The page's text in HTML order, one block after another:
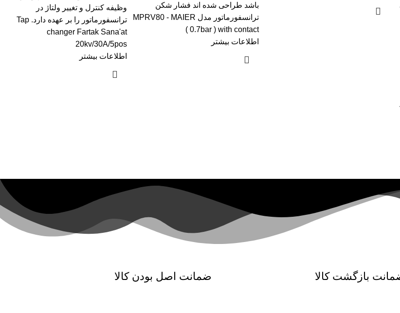
باشد طراحی شده ­اند فشار شکن
ترانسفورماتور مدل MPRV80 - MAIER
( 0.7bar ) with contact
اطلاعات بیشتر
وظیفه کنترل و تغییر ولتاژ در
ترانسفورماتور را بر عهده دارد. Tap
changer Fartak Sana'at
20kv/30A/5pos
اطلاعات بیشتر
ضمانت اصل بودن کالا